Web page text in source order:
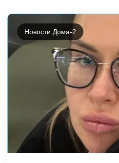
Новости Дома-2